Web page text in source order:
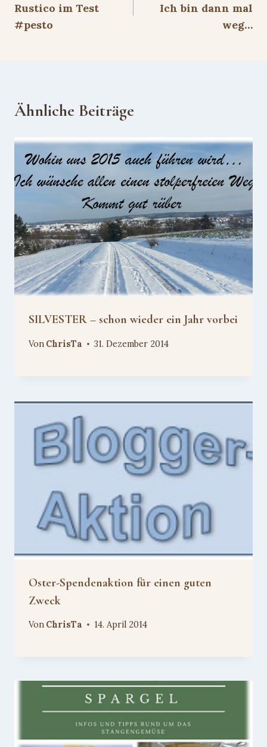
Rustico im Test
#pesto
Ich bin dann mal
weg…
Ähnliche Beiträge
SILVESTER – schon wieder ein Jahr vorbei
Von ChrisTa 31. Dezember 2014
Oster-Spendenaktion für einen guten
Zweck
Von ChrisTa 14. April 2014